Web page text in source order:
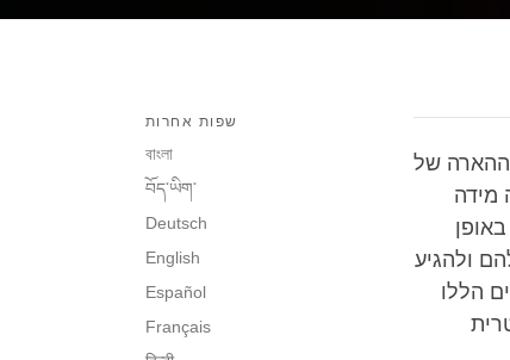
שפות אחרות
বাংলা
བོད་ཡིག་
Deutsch
English
Español
Français
ההארה של
מידה
ולהגיע
הללו